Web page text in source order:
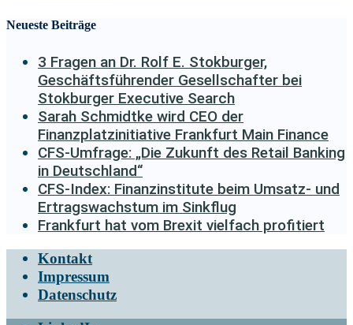
Neueste Beiträge
3 Fragen an Dr. Rolf E. Stokburger,
Geschäftsführender Gesellschafter bei
Stokburger Executive Search
Sarah Schmidtke wird CEO der
Finanzplatzinitiative Frankfurt Main Finance
CFS-Umfrage: „Die Zukunft des Retail Banking
in Deutschland“
CFS-Index: Finanzinstitute beim Umsatz- und
Ertragswachstum im Sinkflug
Frankfurt hat vom Brexit vielfach profitiert
Kontakt
Impressum
Datenschutz